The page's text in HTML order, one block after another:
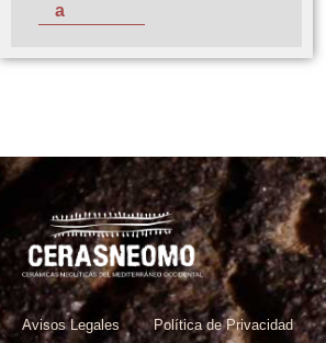
a
Avisos Legales Política de Privacidad